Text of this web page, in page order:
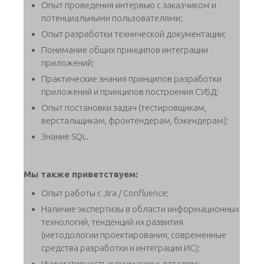
Опыт проведения интервью с заказчиком и
потенциальными пользователями;
Опыт разработки технической документации;
Понимание общих принципов интеграции
приложений;
Практические знания принципов разработки
приложений и принципов построения СУБД;
Опыт постановки задач (тестировщикам,
верстальщикам, фронтендерам, бэкендерам);
Знание SQL.
Мы также приветствуем:
Опыт работы с Jira / Confluence;
Наличие экспертизы в области информационных
технологий, тенденций их развития
(методологии проектирования, современные
средства разработки и интеграции ИС);